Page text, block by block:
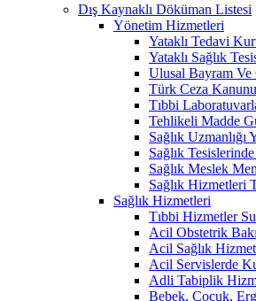
Dış Kaynaklı Döküman Listesi
Yönetim Hizmetleri
Yataklı Tedavi
Yataklı Sağlık
Ulusal Bayram Ve
Türk Ceza Kanunu
Tıbbi
Tehlikeli Madde
Sağlık Uzmanlığı
Sağlık
Sağlık Meslek
Sağlık Hizmetleri
Sağlık Hizmetleri
Tıbbi Hizmetler
Acil Obstetrik
Acil Sağlık
Acil Servislerde
Adli Tabiplik
Bebek, Çocuk,